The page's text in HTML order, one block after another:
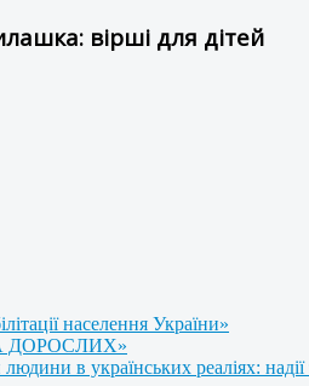
вірші для дітей
населення України»
ДОРОСЛИХ»
в українських реаліях: